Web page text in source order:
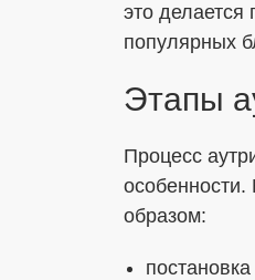
это
популярных
Этапы
Процесс
образом: